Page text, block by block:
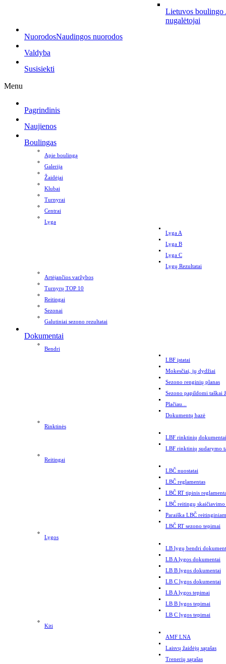
Lietuvos boulingo
nugalėtojai
NuorodosNaudingos nuorodos
Valdyba
Susisiekti
Menu
Pagrindinis
Naujienos
Boulingas
Apie boulingą
Galerija
Žaidėjai
Klubai
Turnyrai
Centrai
Lyga
Lyga A
Lyga B
Lyga C
Lygų Rezultatai
Artėjančios varžybos
Turnyrų TOP 10
Reitingai
Sezonai
Galutiniai sezono rezultatai
Dokumentai
Bendri
LBF įstatai
Mokesčiai, jų dydžiai
Sezono renginių planas
Sezono papildomi taškai
Plačiau...
Dokumentų bazė
Rinktinės
LBF rinktinių dokumentai
LBF rinktinių sudarymo
Reitingai
LBČ nuostatai
LBČ reglamentas
LBČ RT tipinis
LBČ reitingų skaičiavimo
Paraiška LBČ
LBČ RT sezono tepimai
Lygos
LB lygų bendri
LB A lygos dokumentai
LB B lygos dokumentai
LB C lygos dokumentai
LB A lygos tepimai
LB B lygos tepimai
LB C lygos tepimai
Kiti
AMF LNA
Laisvų žaidėjų sąrašas
Trenerių sąrašas